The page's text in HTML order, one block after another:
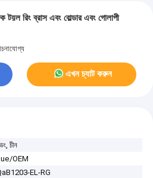
টয়ল রিং ব্রাস এবং বোল্ডার এবং গোলাপী
এখন চ্যাট করুন
চীন
OEM
EL-RG